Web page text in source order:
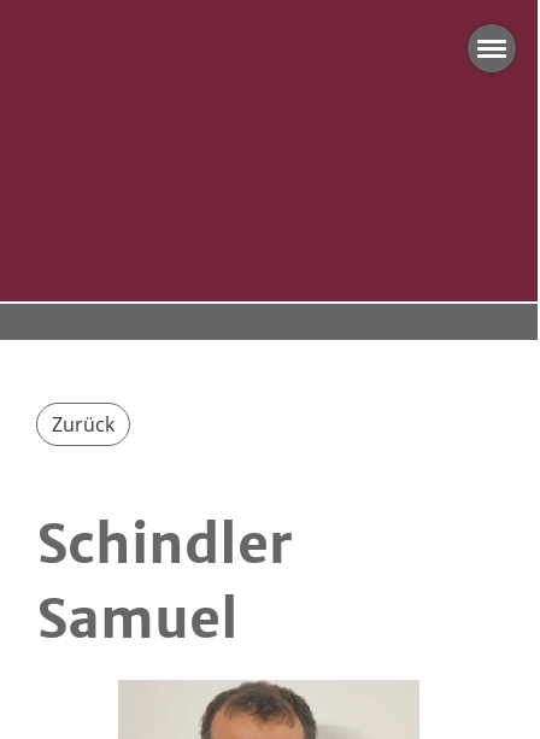
Zurück
Schindler
Samuel